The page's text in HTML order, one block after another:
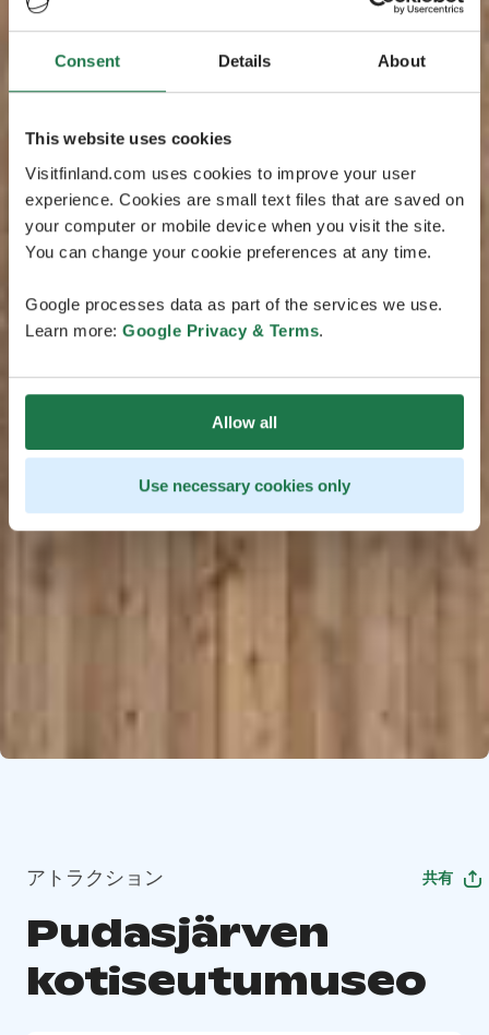
Consent Details About
This website uses cookies
Visitfinland.com uses cookies to improve your user
experience. Cookies are small text files that are saved on
your computer or mobile device when you visit the site.
You can change your cookie preferences at any time.
Google processes data as part of the services we use.
Learn more: Google Privacy & Terms.
Allow all
Use necessary cookies only
アトラクション 共有
Pudasjärven
kotiseutumuseo